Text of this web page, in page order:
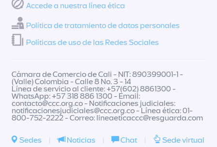
Accede a nuestra línea ética
Política de tratamiento de datos personales
Políticas de uso de las Redes Sociales
Cámara de Comercio de Cali - NIT: 890399001-1 -
(Valle) Colombia - Calle 8 No. 3 - 14
Línea de servicio al cliente: +57(602) 8861300 -
WhatsApp: +57 318 886 1300 - Email:
contacto@ccc.org.co- Notificaciones judiciales:
notificacionesjudiciales@ccc.org.co- Línea ética: 01-
800-752-2222 - Correo: lineaeticaccc@resguarda.com
Sedes | Noticias | Chat | Sede virtual